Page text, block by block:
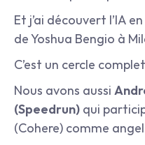
Et j’ai découvert l’IA
de Yoshua Bengio à
C’est un cercle
Nous avons aussi
(Speedrun) qui
(Cohere) comme